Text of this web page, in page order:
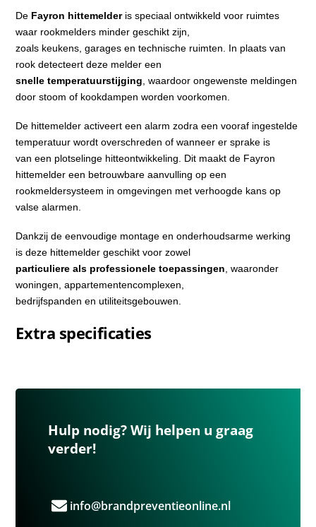
De Fayron hittemelderis speciaal ontwikkeld voor ruimtes
waar rookmelders minder geschikt zijn,
zoals keukens, garages en technische ruimten. In plaats van
rook detecteert deze melder een
snelle temperatuurstijging , waardoor ongewenste meldingen
door stoom of kookdampen worden voorkomen.
De hittemelder activeert een alarm zodra een vooraf ingestelde
temperatuur wordt overschreden of wanneer er sprake is
van een plotselinge hitteontwikkeling. Dit maakt de Fayron
hittemelder een betrouwbare aanvulling op een
rookmeldersysteem in omgevingen met verhoogde kans op
valse alarmen.
Dankzij de eenvoudige montage en onderhoudsarme werking
is deze hittemelder geschikt voor zowel
particuliere als professionele toepassingen, waaronder
woningen, appartementencomplexen,
bedrijfspanden en utiliteitsgebouwen.
Extra specificaties
Hulp nodig? Wij helpen u graag
verder!
info@brandpreventieonline.nl